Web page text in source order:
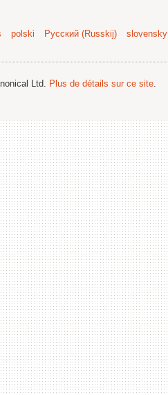
polski Русский (Russkij) slovensky
Ltd. Plus de détails sur ce site.